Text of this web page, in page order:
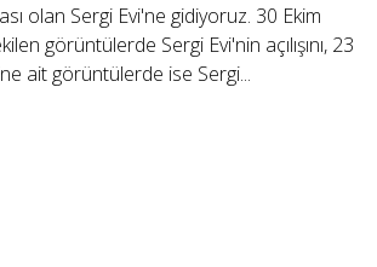
olan Sergi Evi'ne gidiyoruz. 30 Ekim
görüntülerde Sergi Evi'nin açılışını, 23
ait görüntülerde ise Sergi...